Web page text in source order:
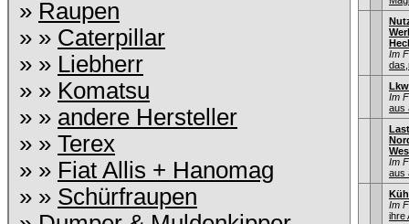
» Raupen
» » Caterpillar
» » Liebherr
» » Komatsu
» » andere Hersteller
» » Terex
» » Fiat Allis + Hanomag
» » Schürfraupen
Im
Im
aus
Im
aus
Im
ihre